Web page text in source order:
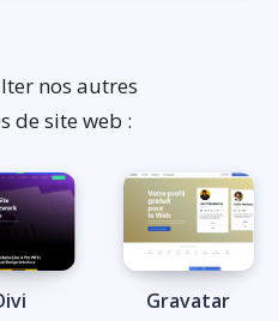
nos autres
de site web :
Gravatar